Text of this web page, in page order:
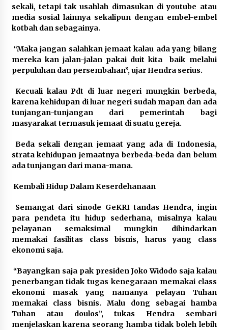
sekali, tetapi tak usahlah dimasukan di youtube atau
media sosial lainnya sekalipun dengan embel-embel
kotbah dan sebagainya.
“Maka jangan salahkan jemaat kalau ada yang bilang
mereka kan jalan-jalan pakai duit kita baik melalui
perpuluhan dan persembahan”, ujar Hendra serius.
Kecuali kalau Pdt di luar negeri mungkin berbeda,
karena kehidupan di luar negeri sudah mapan dan ada
tunjangan-tunjangan dari pemerintah bagi
masyarakat termasuk jemaat di suatu gereja.
Beda sekali dengan jemaat yang ada di Indonesia,
strata kehidupan jemaatnya berbeda-beda dan belum
ada tunjangan dari mana-mana.
Kembali Hidup Dalam Keserdehanaan
Semangat dari sinode GeKRI tandas Hendra, ingin
para pendeta itu hidup sederhana, misalnya kalau
pelayanan semaksimal mungkin dihindarkan
memakai fasilitas class bisnis, harus yang class
ekonomi saja.
“Bayangkan saja pak presiden Joko Widodo saja kalau
penerbangan tidak tugas kenegaraan memakai class
ekonomi masak yang namanya pelayan Tuhan
memakai class bisnis. Malu dong sebagai hamba
Tuhan atau doulos”, tukas Hendra sembari
menjelaskan karena seorang hamba tidak boleh lebih